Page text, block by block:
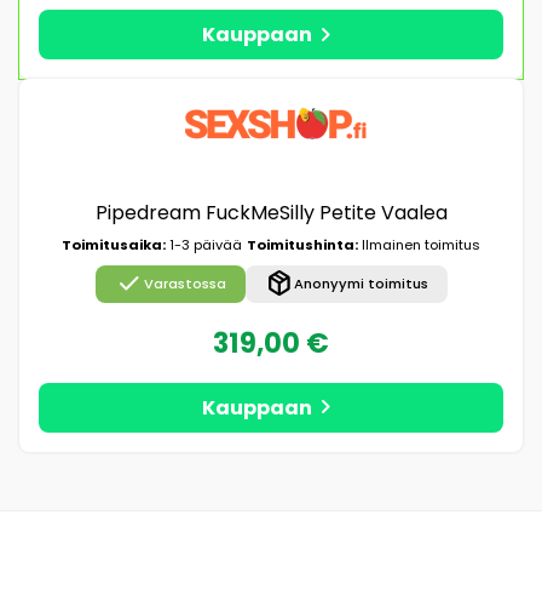
Kauppaan chevron_right
Pipedream FuckMeSilly Petite Vaalea
Toimitusaika:1-3 päivää Toimitushinta:Ilmainen toimitus
check Varastossa package_2Anonyymi toimitus
319,00 €
Kauppaan chevron_right